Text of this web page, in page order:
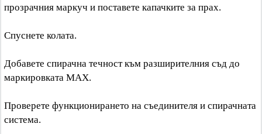
прозрачния маркуч и поставете капачките за прах.
Спуснете колата.
Добавете спирачна течност към разширителния съд до
маркировката MAX.
Проверете функционирането на съединителя и спирачната
система.